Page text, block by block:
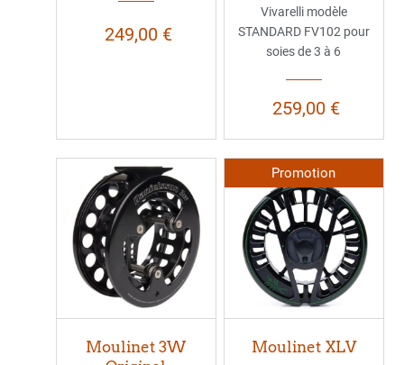
249,00 €
Vivarelli modèle
STANDARD FV102 pour
soies de 3 à 6
259,00 €
Moulinet 3W
Promotion
Moulinet XLV